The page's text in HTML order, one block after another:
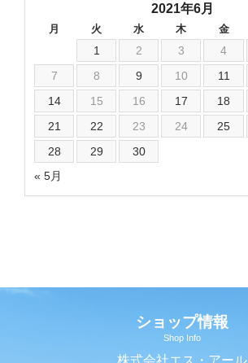
2021年6月
月 火 水 木 金
« 5月
1 2 3 4
7
8 9 10 11
14
15 16 17 18
21
22 23 24 25
28
29 30
ショップ情報
Shop Info
株式会社エス・アール